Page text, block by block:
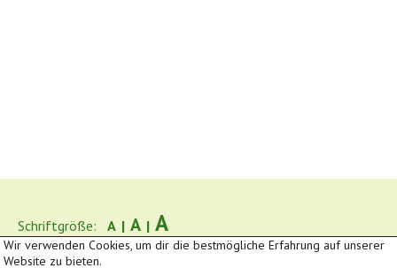
Schriftgröße: A | A | A
Downloads
Wir verwenden Cookies, um dir die bestmögliche Erfahrung auf unserer
Website zu bieten.